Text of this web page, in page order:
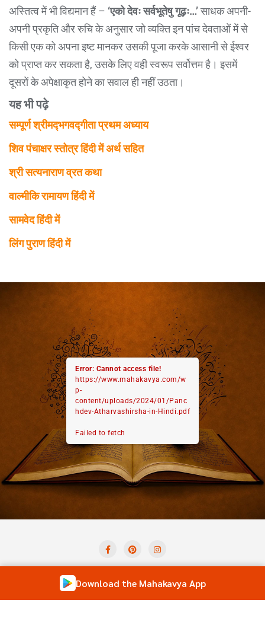
अस्तित्व में भी विद्यमान हैं – ‘एको देवः सर्वभूतेषु गूढ़ः…’साधक अपनी-
अपनी प्रकृति और रुचि के अनुसार जो व्यक्ति इन पांच देवताओं में से
किसी एक को अपना इष्ट मानकर उसकी पूजा करके आसानी से ईश्वर
को प्राप्त कर सकता है, उसके लिए वही स्वरूप सर्वोत्तम है। इसमें
दूसरों के अपेक्षाकृत होने का सवाल ही नहीं उठता।
यह भी पढ़े
सम्पूर्ण श्रीमद्‍भगवद्‍गीता प्रथम अध्याय
शिव पंचाक्षर स्तोत्र हिंदी में अर्थ सहित
श्री सत्यनाराण व्रत कथा
वाल्मीकि रामायण हिंदी में
सामवेद हिंदी में
लिंग पुराण हिंदी में
Error: Cannot access file!
https://www.mahakavya.com/w
p-
content/uploads/2024/01/Panc
hdev-Atharvashirsha-in-Hindi.pdf
Failed to fetch
Privacy Policy
Shloka of the Day
Forum
Download the Mahakavya App